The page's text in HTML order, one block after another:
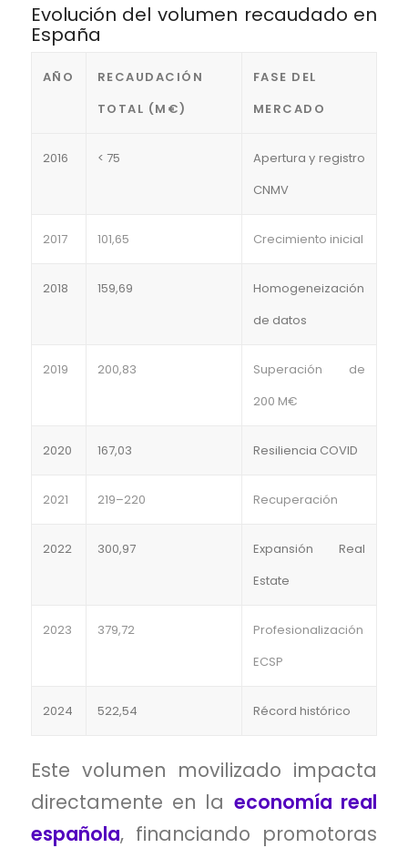
Evolución del volumen recaudado en
España
AÑO
RECAUDACIÓN
TOTAL (M€)
FASE DEL
MERCADO
2016 < 75
Apertura y registro
CNMV
2017 101,65 Crecimiento inicial
2018 159,69
Homogeneización
de datos
2019 200,83
Superación de
200 M€
2020 167,03 Resiliencia COVID
2021 219–220 Recuperación
2022 300,97
Expansión Real
Estate
2023 379,72
Profesionalización
ECSP
2024 522,54 Récord histórico
Este volumen movilizado impacta
directamente en la economía real
española, financiando promotoras